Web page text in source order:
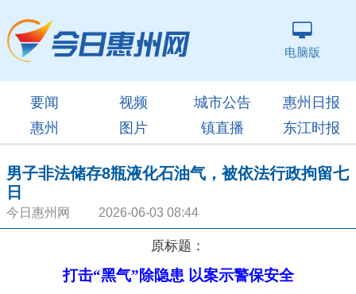
电脑版
要闻 视频 城市公告
惠州日报
惠州
图片 镇直播 东江时报
男子非法储存8瓶液化石油气，被依法行政拘留七
日
今日惠州网 2026-06-03 08:44
原标题：
打击“黑气”除隐患 以案示警保安全